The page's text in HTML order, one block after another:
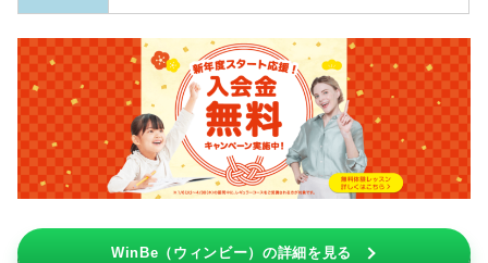
WinBe（ウィンビー）の詳細を見る